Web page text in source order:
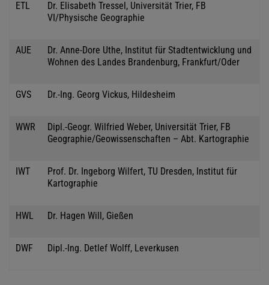
ETL
Dr. Elisabeth Tressel, Universität Trier, FB
VI/Physische Geographie
AUE
Dr. Anne-Dore Uthe, Institut für Stadtentwicklung und
Wohnen des Landes Brandenburg, Frankfurt/Oder
GVS Dr.-Ing. Georg Vickus, Hildesheim
WWR
Dipl.-Geogr. Wilfried Weber, Universität Trier, FB
Geographie/Geowissenschaften – Abt. Kartographie
IWT
Prof. Dr. Ingeborg Wilfert, TU Dresden, Institut für
Kartographie
HWL Dr. Hagen Will, Gießen
DWF Dipl.-Ing. Detlef Wolff, Leverkusen